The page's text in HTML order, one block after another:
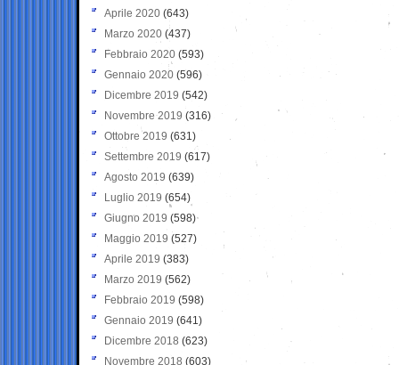
Aprile 2020 (643)
Marzo 2020 (437)
Febbraio 2020 (593)
Gennaio 2020 (596)
Dicembre 2019 (542)
Novembre 2019 (316)
Ottobre 2019 (631)
Settembre 2019 (617)
Agosto 2019 (639)
Luglio 2019 (654)
Giugno 2019 (598)
Maggio 2019 (527)
Aprile 2019 (383)
Marzo 2019 (562)
Febbraio 2019 (598)
Gennaio 2019 (641)
Dicembre 2018 (623)
Novembre 2018 (603)